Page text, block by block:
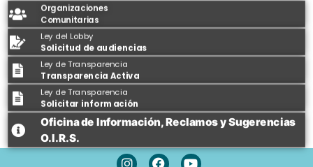
Organizaciones
Comunitarias
Ley del Lobby
Solicitud de audiencias
Ley de Transparencia
Transparencia Activa
Ley de Transparencia
Solicitar información
Oficina de Información, Reclamos y Sugerencias
O.I.R.S.